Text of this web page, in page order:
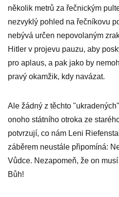
několik metrů za řečnickým
nezvyklý pohled na řečníkovu
nebývá určen nepovolaným
Hitler v projevu pauzu, aby
pro aplaus, a pak jako by
pravý okamžik, kdy navázat.
Ale žádný z těchto
onoho státního otroka ze
potvrzují, co nám Leni
záběrem neustále připomíná:
Vůdce. Nezapomeň, že on
Bůh!